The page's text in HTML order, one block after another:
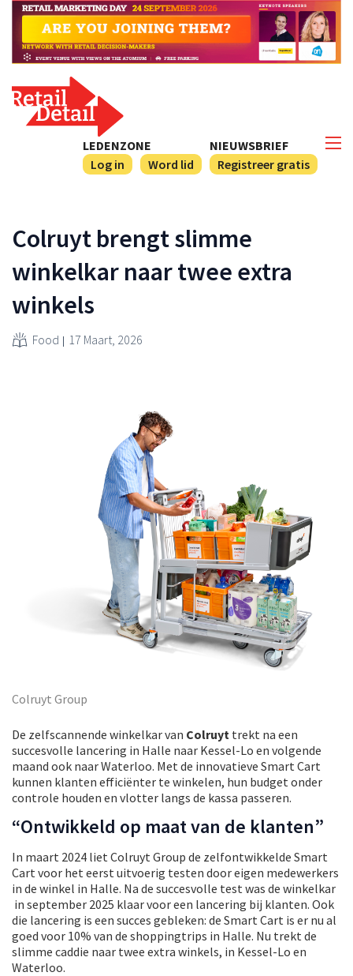
NIEUWSBRIEF
Registreer gratis
LEDENZONE
Log in
Word lid
Colruyt brengt slimme
winkelkar naar twee extra
winkels
Food 17 Maart, 2026
Colruyt Group
De zelfscannende winkelkar van Colruyt trekt na een
succesvolle lancering in Halle naar Kessel-Lo en volgende
maand ook naar Waterloo. Met de innovatieve Smart Cart
kunnen klanten efficiënter te winkelen, hun budget onder
controle houden en vlotter langs de kassa passeren.
“Ontwikkeld op maat van de klanten”
In maart 2024 liet Colruyt Group de zelfontwikkelde Smart
Cart voor het eerst uitvoerig testen door eigen medewerkers
in de winkel in Halle. Na de succesvolle test was de winkelkar
in september 2025 klaar voor een lancering bij klanten. Ook
die lancering is een succes gebleken: de Smart Cart is er nu al
goed voor 10% van de shoppingtrips in Halle. ​Nu trekt de
slimme caddie naar twee extra winkels, in Kessel-Lo en
Waterloo.